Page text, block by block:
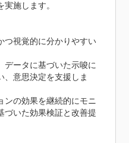
施します。
つ視覚的に分かりやすい
データに基づいた示唆に
、意思決定を支援しま
ンの効果を継続的にモニ
づいた効果検証と改善提